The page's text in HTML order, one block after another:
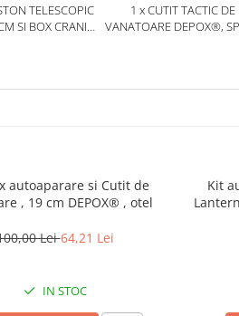
TELESCOPIC
SI BOX CRANIU
1 x CUTIT TACTIC DE
VANATOARE DEPOX®,
autoaparare si Cutit de
, 19 cm DEPOX® , otel
Lei64,21 Lei
IN STOC
Kit